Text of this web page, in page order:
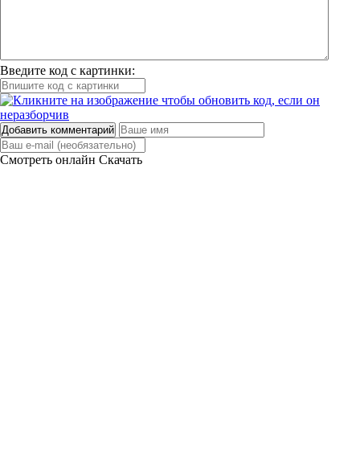
Введите код с картинки:
Добавить комментарий
Смотреть онлайн Скачать